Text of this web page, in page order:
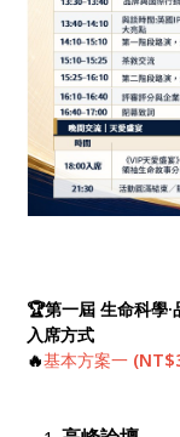
🏆第一屆 生命科學
入席方式
🔥基本方案一